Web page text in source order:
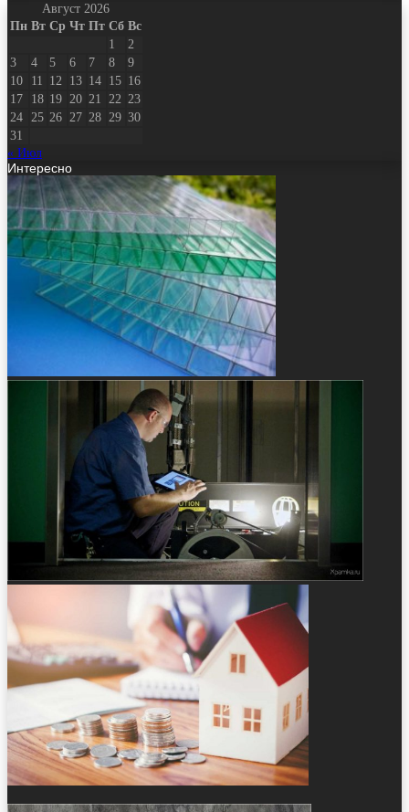
Август 2026
Пн Вт Ср Чт Пт Сб Вс
1
2
3
4 5 6 7 8
9
10
11 12 13 14 15 16
17
18 19 20 21 22 23
24
25 26 27 28 29 30
31
« Июл
Интересно